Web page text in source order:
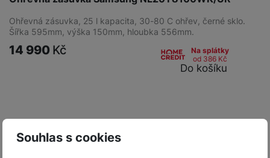
Souhlas s cookies
Ohřevná zásuvka, 25 l kapacita, 30-80 C ohřev, černé sklo.
Šířka 595mm, výška 150mm, hloubka 556mm.
14 990 Kč
Na splátky
od 386 Kč
Do košíku